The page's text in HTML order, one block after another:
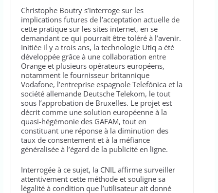
Christophe Boutry s’interroge sur les
implications futures de l’acceptation actuelle de
cette pratique sur les sites internet, en se
demandant ce qui pourrait être toléré à l’avenir.
Initiée il y a trois ans, la technologie Utiq a été
développée grâce à une collaboration entre
Orange et plusieurs opérateurs européens,
notamment le fournisseur britannique
Vodafone, l’entreprise espagnole Telefónica et la
société allemande Deutsche Telekom, le tout
sous l’approbation de Bruxelles. Le projet est
décrit comme une solution européenne à la
quasi-hégémonie des GAFAM, tout en
constituant une réponse à la diminution des
taux de consentement et à la méfiance
généralisée à l’égard de la publicité en ligne.
Interrogée à ce sujet, la CNIL affirme surveiller
attentivement cette méthode et souligne sa
légalité à condition que l’utilisateur ait donné